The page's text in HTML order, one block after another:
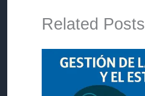
Related Posts